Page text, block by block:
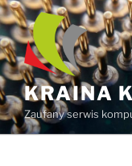
Przejdź
do
treści
KRAINA
Zaufany serwis